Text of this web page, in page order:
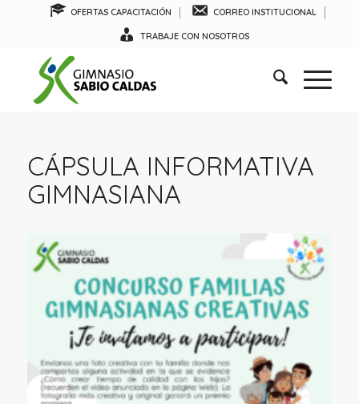
OFERTAS CAPACITACIÓN CORREO INSTITUCIONAL
TRABAJE CON NOSOTROS
CÁPSULA INFORMATIVA
GIMNASIANA